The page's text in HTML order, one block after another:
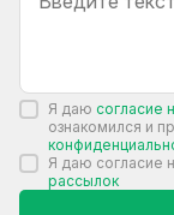
Я даю согласие
ознакомился и
Я даю согласие
рассылок